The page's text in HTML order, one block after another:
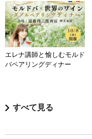
エレナ講師と愉しむモルド
バペアリングディナー
すべて見る